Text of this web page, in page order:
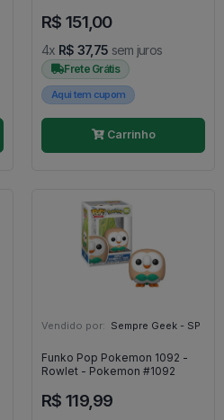
R$ 151,00
4x R$ 37,75 sem juros
Frete Grátis
Aqui tem cupom
Carrinho
Vendido por: Sempre Geek - SP
Funko Pop Pokemon 1092 -
Rowlet - Pokemon #1092
R$ 119,99